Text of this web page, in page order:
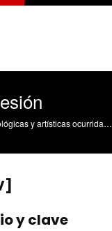
Divulgación de las actividades científicas, tecnológicas y artísticas ocurridas en los tres campus de la UPV